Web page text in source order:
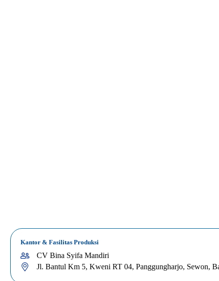
Kantor & Fasilitas Produksi
CV Bina Syifa Mandiri
Jl. Bantul Km 5, Kweni RT 04, Panggungharjo, Sewon,